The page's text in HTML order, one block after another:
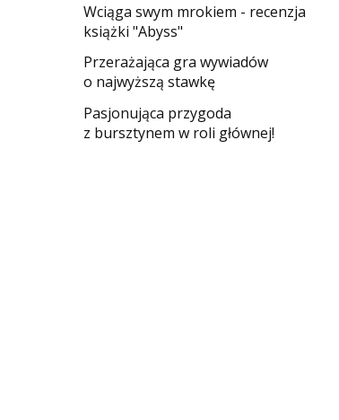
Wciąga swym mrokiem - recenzja
książki "Abyss"
​Przerażająca gra wywiadów
o najwyższą stawkę
Pasjonująca przygoda
z bursztynem w roli głównej!